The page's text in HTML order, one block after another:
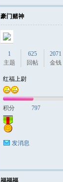
豪门赌神
1
主题
625
回帖
2071
金钱
红福上尉
积分 797
发消息
福福福